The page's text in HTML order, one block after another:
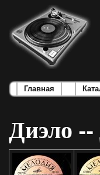
Главная
Диэло